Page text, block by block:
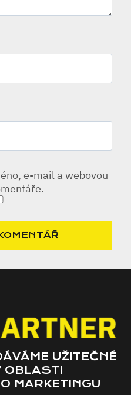
e-mail a webovou
UŽITEČNÉ
OBLASTI
MARKETINGU